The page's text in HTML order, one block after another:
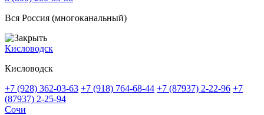
Вся Россия (многоканальный)
Кисловодск
Кисловодск
+7 (928) 362-03-63 +7 (918) 764-68-44 +7 (87937) 2-22-96 +7
(87937) 2-25-94
Сочи